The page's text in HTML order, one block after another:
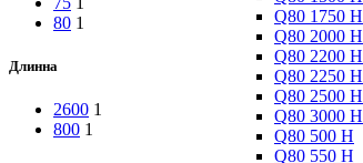
Q80 1750 H
Q80 2000 H
Q80 2200 H
Q80 2250 H
Q80 2500 H
Q80 3000 H
Q80 500 H
Q80 550 H
80 1
Длинна
2600 1
800 1